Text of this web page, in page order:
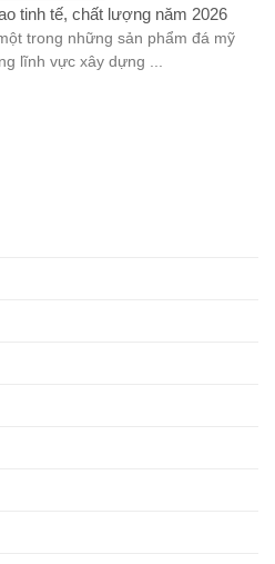
tinh tế, chất lượng năm 2026
trong những sản phẩm đá mỹ
lĩnh vực xây dựng ...